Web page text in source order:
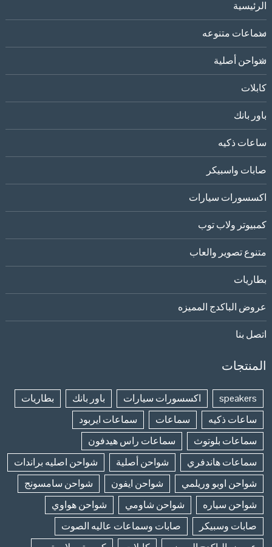
الرئيسية
سماعات متنوعه
شواحن أصلية
كابلات
باور بانك
ساعات ذكيه
صابات واسبيكر
اكسسورات سيارات
كمبيوتر ولاب توب
متنوع تصوير والعاب
بطاريات
عروض الباكدج المميزه
اتصل بنا
المنتجات
speakers اكسسورات سيارات باور بانك
بطاريات
ساعات ذكيه
سماعات
سماعات ايربود
سماعات بلوتوث
سماعات راس هيدفون
سماعات هاندفري
شواحن أصلية
شواحن اصليه براندات
شواحن اوبو وريلمي
شواحن ايفون
شواحن سامسونج
شواحن سياره
شواحن شاومي
شواحن هواوي
صابات وسبيكر
صابات وسماعات عاليه الصوت